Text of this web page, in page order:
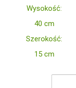
Wysokość:
40 cm
Szerokość:
15 cm